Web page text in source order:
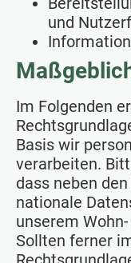
und
Im Folgenden
Basis wir
verarbeiten.
dass neben
nationale
unserem
Sollten ferner